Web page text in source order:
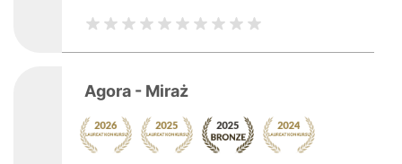
Agora - Miraż